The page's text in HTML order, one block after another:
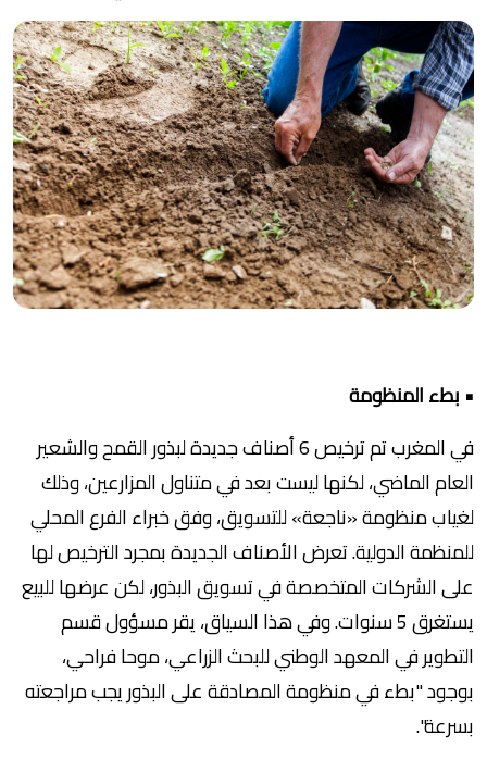
• بطء المنظومة
في المغرب تم ترخيص 6 أصناف جديدة لبذور القمح والشعير
العام الماضي، لكنها ليست بعد في متناول المزارعين، وذلك
لغياب منظومة «ناجعة» للتسويق، وفق خبراء الفرع المحلي
للمنظمة الدولية. تعرض الأصناف الجديدة بمجرد الترخيص لها
على الشركات المتخصصة في تسويق البذور، لكن عرضها للبيع
يستغرق 5 سنوات. وفي هذا السياق، يقر مسؤول قسم
التطوير في المعهد الوطني للبحث الزراعي، موحا فراحي،
بوجود "بطء في منظومة المصادقة على البذور يجب مراجعته
بسرعة".